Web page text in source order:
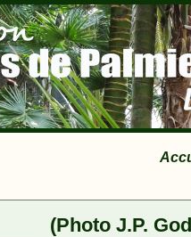
(Photo J.P.